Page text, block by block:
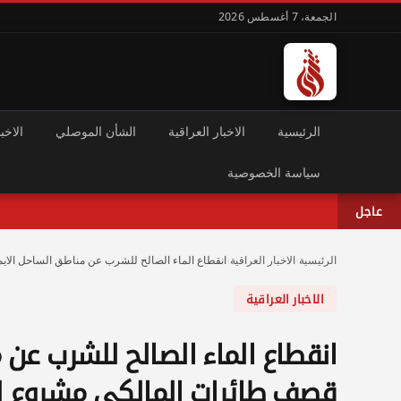
الجمعة، 7 أغسطس 2026
الرئيسية الاخبار العراقية الشأن الموصلي
سياسة الخصوصية
عاجل
الرئيسية الاخبار العراقية انقطاع الماء الصالح للشرب عن مناطق الساحل
الاخبار العراقية
انقطاع الماء الصالح للشرب
قصف طائرات المالكي مشروع